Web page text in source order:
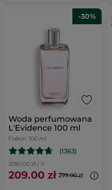
-30%
Woda perfumowana
L'Evidence 100 ml
Flakon 100 ml
(1363)
2090.00 zł / 1l
209.00 zł 299.00 zł